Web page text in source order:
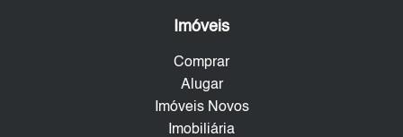
Imóveis
Comprar
Alugar
Imóveis Novos
Imobiliária